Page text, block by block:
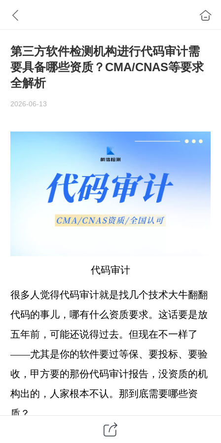
第三方软件检测机构进行代码审计需
要具备哪些资质？CMA/CNAS等要求
全解析
2026-06-13
代码审计
很多人觉得代码审计就是找几个技术大牛翻翻
代码的事儿，哪有什么资质要求。这话要是放
五年前，可能还说得过去。但现在不一样了
——尤其是你的软件要过等保、要投标、要验
收，甲方要的那份代码审计报告，没资质的机
构出的，人家根本不认。那到底需要哪些资
质？